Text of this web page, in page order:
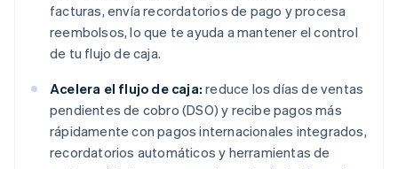
facturas, envía recordatorios de pago y procesa
reembolsos, lo que te ayuda a mantener el control
de tu flujo de caja.
Acelera el flujo de caja: reduce los días de ventas
pendientes de cobro (DSO) y recibe pagos más
rápidamente con pagos internacionales integrados,
recordatorios automáticos y herramientas de